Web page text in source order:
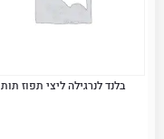
בלנד לנרגילה ליצי תפוז תות